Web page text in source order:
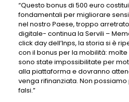
“Questo bonus di 500 euro
fondamentali per migliorare
nel nostro Paese, troppo
digitale- continua la Servili –
click day dell’Inps, la storia si è
con il bonus per la mobilità:
sono state impossibilitate per
alla piattaforma e dovranno
venga rifinanziata. Non
falsi.”